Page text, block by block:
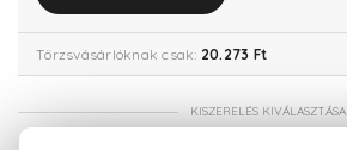
Törzsvásárlóknak csak: 20.273 Ft
KISZERELÉS KIVÁLASZTÁSA